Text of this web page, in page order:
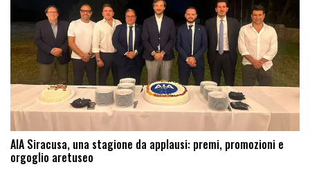
AIA Siracusa, una stagione da applausi: premi, promozioni e
orgoglio aretuseo